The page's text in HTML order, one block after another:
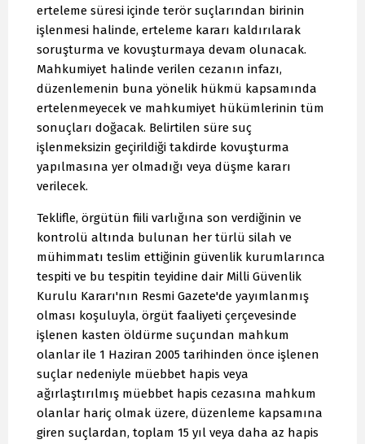
erteleme süresi içinde terör suçlarından birinin
işlenmesi halinde, erteleme kararı kaldırılarak
soruşturma ve kovuşturmaya devam olunacak.
Mahkumiyet halinde verilen cezanın infazı,
düzenlemenin buna yönelik hükmü kapsamında
ertelenmeyecek ve mahkumiyet hükümlerinin tüm
sonuçları doğacak. Belirtilen süre suç
işlenmeksizin geçirildiği takdirde kovuşturma
yapılmasına yer olmadığı veya düşme kararı
verilecek.
Teklifle, örgütün fiili varlığına son verdiğinin ve
kontrolü altında bulunan her türlü silah ve
mühimmatı teslim ettiğinin güvenlik kurumlarınca
tespiti ve bu tespitin teyidine dair Milli Güvenlik
Kurulu Kararı'nın Resmi Gazete'de yayımlanmış
olması koşuluyla, örgüt faaliyeti çerçevesinde
işlenen kasten öldürme suçundan mahkum
olanlar ile 1 Haziran 2005 tarihinden önce işlenen
suçlar nedeniyle müebbet hapis veya
ağırlaştırılmış müebbet hapis cezasına mahkum
olanlar hariç olmak üzere, düzenleme kapsamına
giren suçlardan, toplam 15 yıl veya daha az hapis